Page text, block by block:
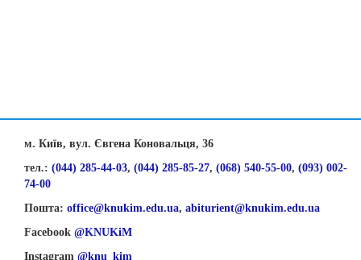
м. Київ, вул. Євгена Коновальця, 36
тел.: (044) 285-44-03, (044) 285-85-27, (068) 540-55-00, (093) 002-
74-00
Пошта: office@knukim.edu.ua, abiturient@knukim.edu.ua
Facebook @KNUKiM
Instagram @knu_kim